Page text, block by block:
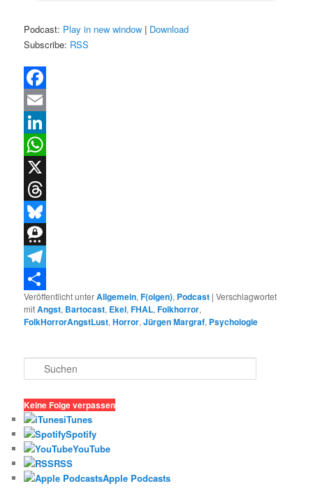
Podcast: Play in new window | Download
Subscribe: RSS
Facebook
Email
LinkedIn
WhatsApp
X
Threads
Bluesky
Threema
Telegram
Teilen
Veröffentlicht unterAllgemein,F(olgen), Podcast |Verschlagwortet
mitAngst, Bartocast, Ekel,FHAL,Folkhorror,
FolkHorrorAngstLust,Horror,Jürgen Margraf, Psychologie
u
h
e
n
Keine Folge verpassen
iTunes
Spotify
YouTube
RSS
Apple Podcasts